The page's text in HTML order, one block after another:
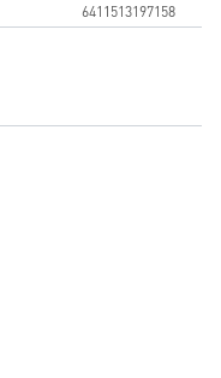
6411513197158